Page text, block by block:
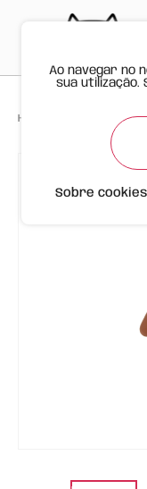
Happy Meow Produtos
Ao navegar no
sua utilização.
Sobre cookies